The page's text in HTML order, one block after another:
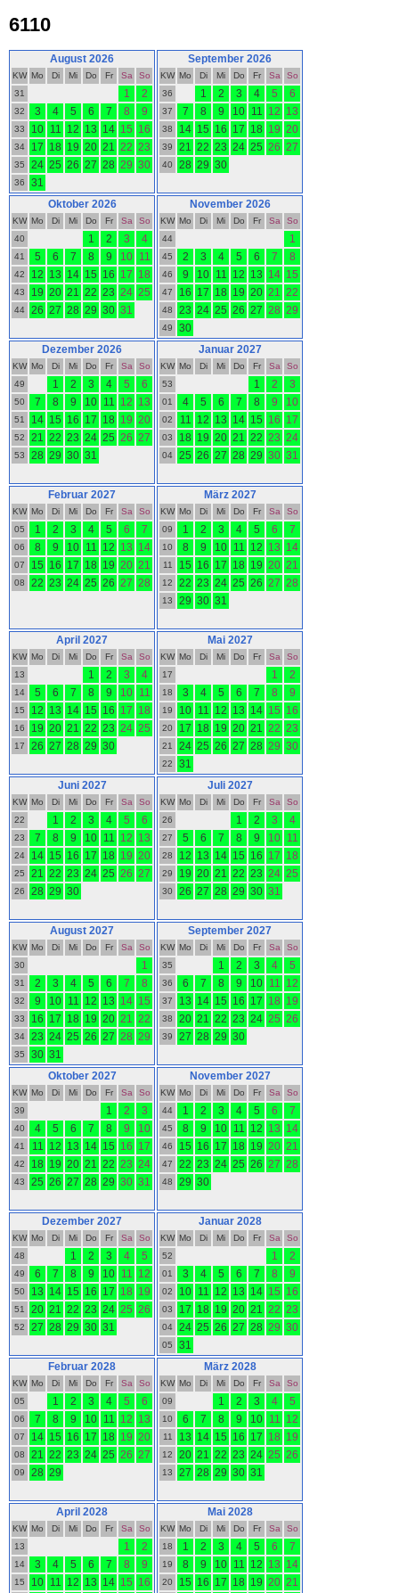
6110
August 2026
KW Mo Di Mi Do Fr Sa
So
31
1 2
32 3 4 5 6 7 8 9
33 10 11 12 13 14 15 16
34 17 18 19 20 21 22 23
35 24 25 26 27 28 29 30
36 31
September 2026
KW Mo Di Mi Do Fr Sa
So
36
1 2 3 4 5 6
37 7 8 9 10 11 12 13
38 14 15 16 17 18 19 20
39 21 22 23 24 25 26 27
40 28 29 30
Oktober 2026
KW Mo Di Mi Do Fr Sa
So
40
1 2 3 4
41 5 6 7 8 9 10 11
42 12 13 14 15 16 17 18
43 19 20 21 22 23 24 25
44 26 27 28 29 30 31
November 2026
KW Mo Di Mi Do Fr Sa
So
44
1
45 2 3 4 5 6 7 8
46 9 10 11 12 13 14 15
47 16 17 18 19 20 21 22
48 23 24 25 26 27 28 29
49
30
Dezember 2026
KW Mo Di Mi Do Fr Sa
So
49
1 2 3 4 5 6
50 7 8 9 10 11 12 13
51 14 15 16 17 18 19 20
52 21 22 23 24 25 26 27
53 28 29 30 31
Januar 2027
KW Mo Di Mi Do Fr Sa
So
53
1 2 3
01 4 5 6 7 8 9 10
02 11 12 13 14 15 16 17
03 18 19 20 21 22 23 24
04 25 26 27 28 29 30 31
Februar 2027
KW Mo Di Mi Do Fr Sa
So
05
1 2 3 4 5 6 7
06 8 9 10 11 12 13 14
07 15 16 17 18 19 20 21
08 22 23 24 25 26 27 28
März 2027
KW Mo Di Mi Do Fr Sa
So
09
1 2 3 4 5 6 7
10 8 9 10 11 12 13 14
11 15 16 17 18 19 20 21
12 22 23 24 25 26 27 28
13 29 30 31
April 2027
KW Mo Di Mi Do Fr Sa
So
13
1 2 3 4
14 5 6 7 8 9 10 11
15 12 13 14 15 16 17 18
16 19 20 21 22 23 24 25
17 26 27 28 29 30
Mai 2027
KW Mo Di Mi Do Fr Sa
So
17
1 2
18 3 4 5 6 7 8 9
19 10 11 12 13 14 15 16
20 17 18 19 20 21 22 23
21 24 25 26 27 28 29 30
22
31
Juni 2027
KW Mo Di Mi Do Fr Sa
So
22
1 2 3 4 5 6
23 7 8 9 10 11 12 13
24 14 15 16 17 18 19 20
25 21 22 23 24 25 26 27
26 28 29 30
Juli 2027
KW Mo Di Mi Do Fr Sa
So
26
1 2 3 4
27 5 6 7 8 9 10 11
28 12 13 14 15 16 17 18
29 19 20 21 22 23 24 25
30 26 27 28 29 30 31
August 2027
KW Mo Di Mi Do Fr Sa
So
30
1
31 2 3 4 5 6 7 8
32 9 10 11 12 13 14 15
33 16 17 18 19 20 21 22
34 23 24 25 26 27 28 29
35 30 31
September 2027
KW Mo Di Mi Do Fr Sa
So
35
1 2 3 4 5
36 6 7 8 9 10 11 12
37 13 14 15 16 17 18 19
38 20 21 22 23 24 25 26
39 27 28 29 30
Oktober 2027
KW Mo Di Mi Do Fr Sa
So
39
1 2 3
40 4 5 6 7 8 9 10
41 11 12 13 14 15 16 17
42 18 19 20 21 22 23 24
43 25 26 27 28 29 30 31
November 2027
KW Mo Di Mi Do Fr Sa
So
44
1 2 3 4 5 6 7
45 8 9 10 11 12 13 14
46 15 16 17 18 19 20 21
47 22 23 24 25 26 27 28
48 29 30
Dezember 2027
KW Mo Di Mi Do Fr Sa
So
48
1 2 3 4 5
49 6 7 8 9 10 11 12
50 13 14 15 16 17 18 19
51 20 21 22 23 24 25 26
52 27 28 29 30 31
Januar 2028
KW Mo Di Mi Do Fr Sa
So
52
1 2
01 3 4 5 6 7 8 9
02 10 11 12 13 14 15 16
03 17 18 19 20 21 22 23
04 24 25 26 27 28 29 30
05
31
Februar 2028
KW Mo Di Mi Do Fr Sa
So
05
1 2 3 4 5 6
06 7 8 9 10 11 12 13
07 14 15 16 17 18 19 20
08 21 22 23 24 25 26 27
09 28 29
März 2028
KW Mo Di Mi Do Fr Sa
So
09
1 2 3 4 5
10 6 7 8 9 10 11 12
11 13 14 15 16 17 18 19
12 20 21 22 23 24 25 26
13 27 28 29 30 31
April 2028
KW Mo Di Mi Do Fr Sa
So
13
1 2
14 3 4 5 6 7 8 9
15 10 11 12 13 14 15 16
Mai 2028
KW Mo Di Mi Do Fr Sa
So
18
1 2 3 4 5 6 7
19 8 9 10 11 12 13 14
20 15 16 17 18 19 20 21